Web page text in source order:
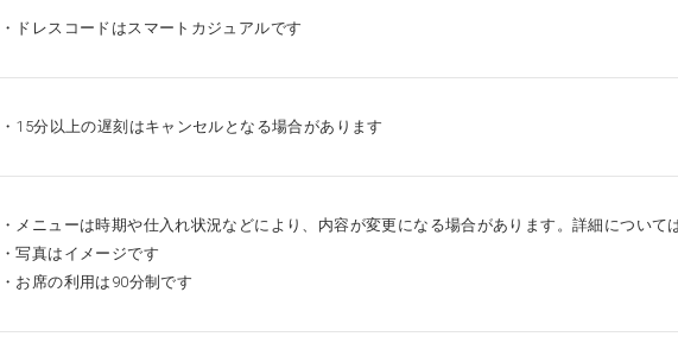
・ドレスコードはスマートカジュアルです
・15分以上の遅刻はキャンセルとなる場合があります
・メニューは時期や仕入れ状況などにより、内容が変更になる場合があります。詳細について
・写真はイメージです
・お席の利用は90分制です